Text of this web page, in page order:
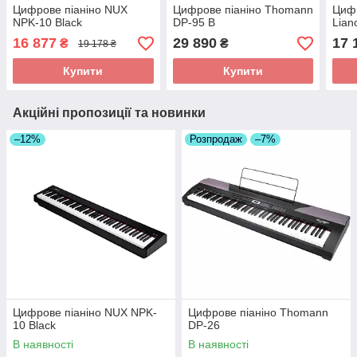
Цифрове піаніно NUX
NPK-10 Black
16 877 ₴ 19 178 ₴
Купити
Цифрове піаніно Thomann
DP-95 B
29 890₴
Купити
17
Акційні пропозиції та новинки
–12%
Цифрове піаніно NUX NPK-
10 Black
В наявності
Розпродаж –7%
Цифрове піаніно Thomann
DP-26
В наявності